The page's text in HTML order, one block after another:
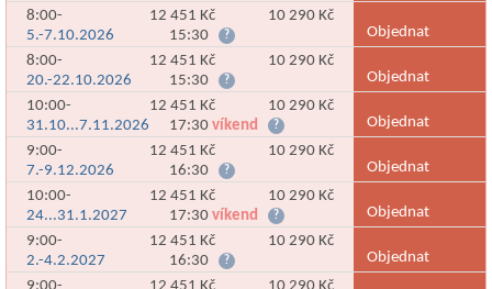
10 290 Kč
12 451 Kč
5.-7.10.2026
8:00-
15:30
?
Objednat
10 290 Kč
12 451 Kč
20.-22.10.2026
8:00-
15:30
?
Objednat
10 290 Kč
12 451 Kč
31.10...7.11.2026
10:00-
17:30 víkend ?
Objednat
10 290 Kč
12 451 Kč
7.-9.12.2026
9:00-
16:30
?
Objednat
10 290 Kč
12 451 Kč
24...31.1.2027
10:00-
17:30 víkend ?
Objednat
10 290 Kč
12 451 Kč
2.-4.2.2027
9:00-
16:30
?
Objednat